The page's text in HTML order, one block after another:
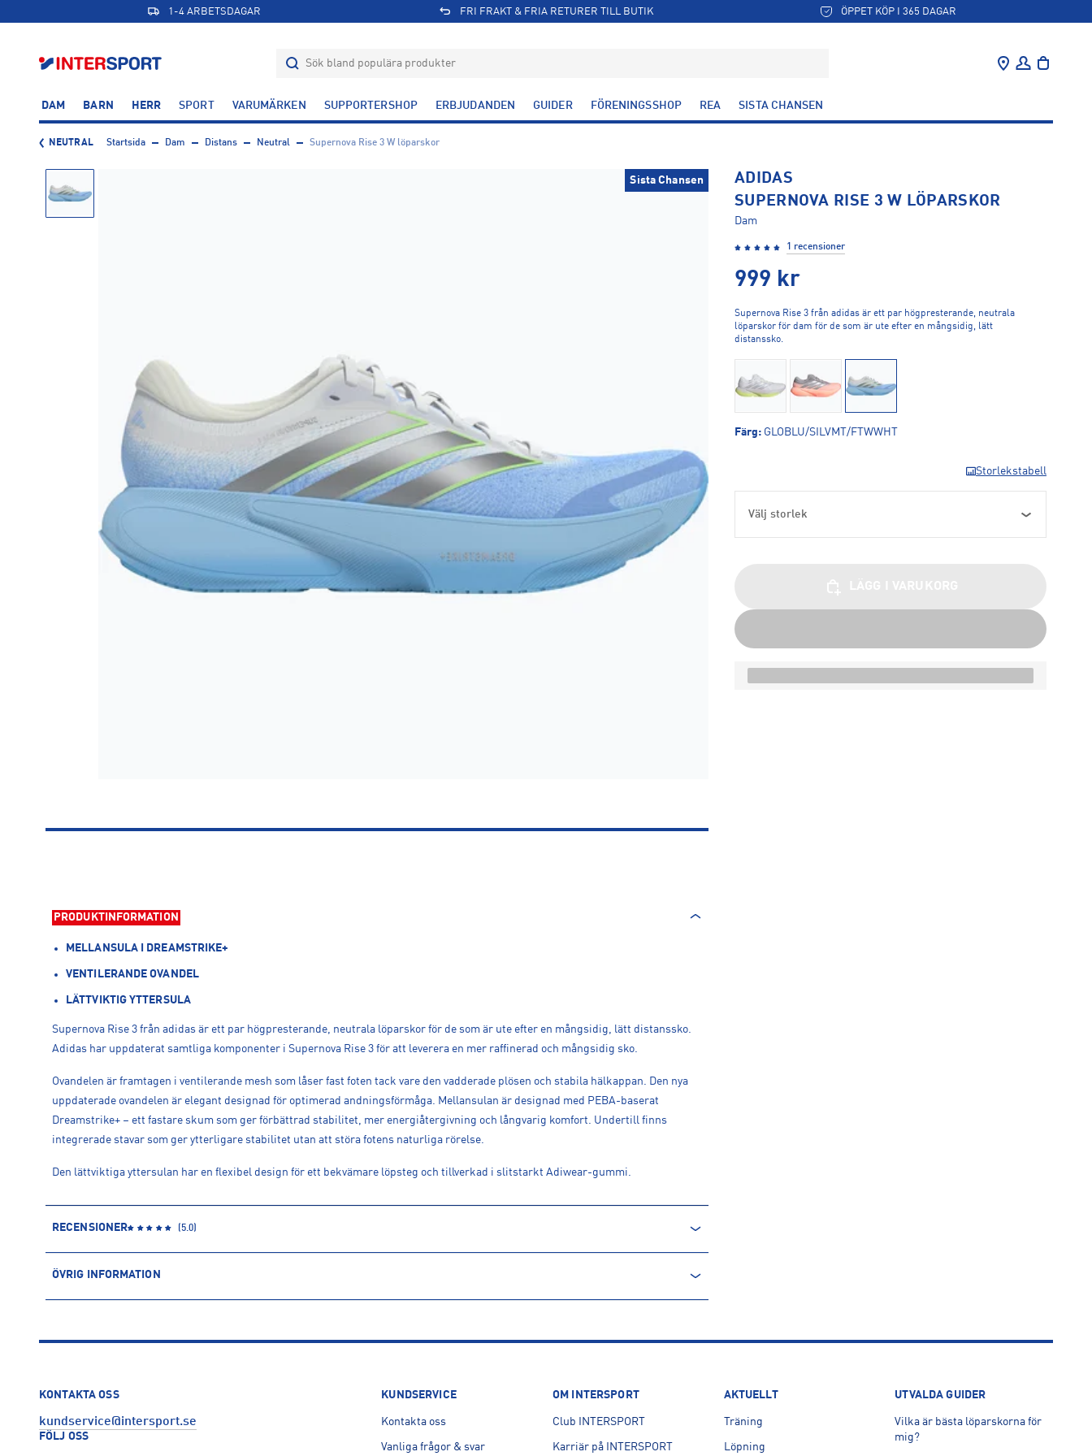
1-4 ARBETSDAGAR FRI FRAKT & FRIA RETURER TILL BUTIK ÖPPET KÖP I 365 DAGAR
DAM BARN HERR SPORT VARUMÄRKEN SUPPORTERSHOP ERBJUDANDEN GUIDER FÖRENINGSSHOP REA SISTA CHANSEN
NEUTRAL Startsida Dam Distans Neutral Supernova Rise 3 W löparskor
ADIDAS
SUPERNOVA RISE 3 W LÖPARSKOR
Dam
1 recensioner
999 kr
Supernova Rise 3 från adidas är ett par högpresterande, neutrala
löparskor för dam för de som är ute efter en mångsidig, lätt
distanssko.
Färg: GLOBLU/SILVMT/FTWWHT
Storlekstabell
Välj storlek
Sista Chansen
PRODUKTINFORMATION
MELLANSULA I DREAMSTRIKE+
VENTILERANDE OVANDEL
LÄTTVIKTIG YTTERSULA
Supernova Rise 3 från adidas är ett par högpresterande, neutrala löparskor för de som är ute efter en mångsidig, lätt distanssko.
Adidas har uppdaterat samtliga komponenter i Supernova Rise 3 för att leverera en mer raffinerad och mångsidig sko.
Ovandelen är framtagen i ventilerande mesh som låser fast foten tack vare den vadderade plösen och stabila hälkappan. Den nya
uppdaterade ovandelen är elegant designad för optimerad andningsförmåga. Mellansulan är designad med PEBA-baserat
Dreamstrike+ – ett fastare skum som ger förbättrad stabilitet, mer energiåtergivning och långvarig komfort. Undertill finns
integrerade stavar som ger ytterligare stabilitet utan att störa fotens naturliga rörelse.
Den lättviktiga yttersulan har en flexibel design för ett bekvämare löpsteg och tillverkad i slitstarkt Adiwear-gummi.
RECENSIONER (5.0)
ÖVRIG INFORMATION
Leverantörens produktnummer: JR1613
Tillverkaradress: Gustav III:s Boulevard 138, 169 70, Solna, SE
KONTAKTA OSS
kundservice@intersport.se
FÖLJ OSS
KUNDSERVICE
Kontakta oss
Vanliga frågor & svar
OM INTERSPORT
Club INTERSPORT
Karriär på INTERSPORT
AKTUELLT
Träning
Löpning
UTVALDA GUIDER
Vilka är bästa löparskorna för
mig?